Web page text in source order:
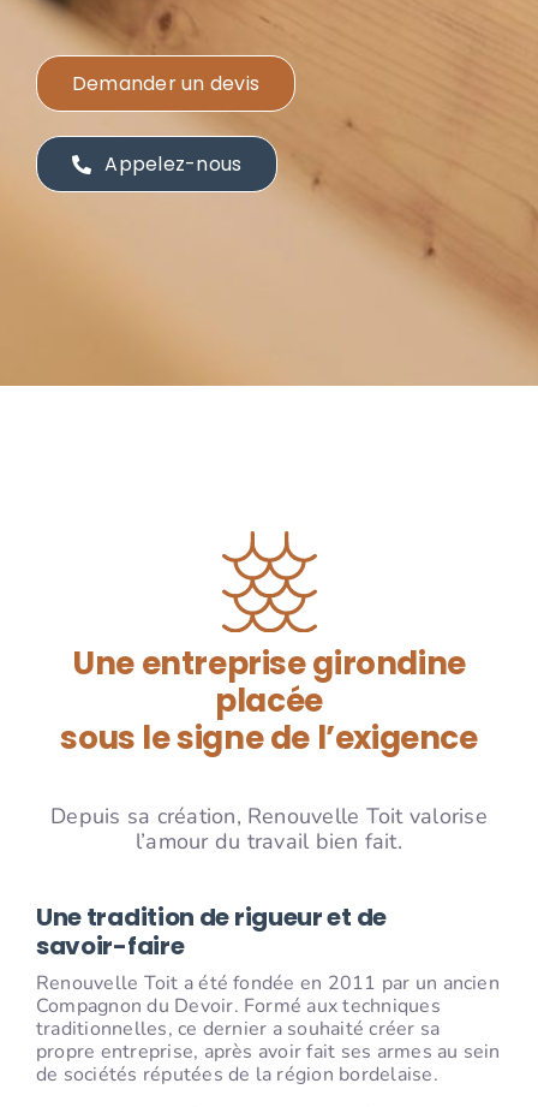
Demander un devis
Appelez-nous
Une entreprise girondine
placée
sous le signe de l’exigence
Depuis sa création, Renouvelle Toit valorise
l’amour du travail bien fait.
Une tradition de rigueur et de
savoir-faire
Renouvelle Toit a été fondée en 2011 par un ancien
Compagnon du Devoir. Formé aux techniques
traditionnelles, ce dernier a souhaité créer sa
propre entreprise, après avoir fait ses armes au sein
de sociétés réputées de la région bordelaise.